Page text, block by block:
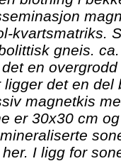
kvartsmatriks.
gneis.
en
det en del
magnetkis
er 30x30 cm
I ligg for